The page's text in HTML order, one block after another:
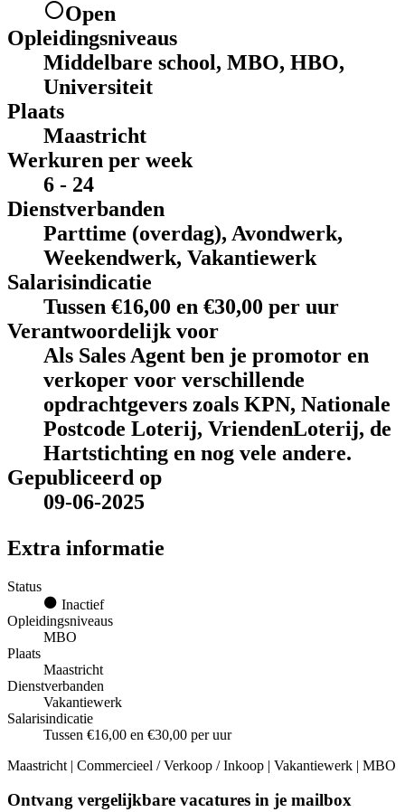
Open
Opleidingsniveaus
Middelbare school, MBO, HBO,
Universiteit
Plaats
Maastricht
Werkuren per week
6 - 24
Dienstverbanden
Parttime (overdag), Avondwerk,
Weekendwerk, Vakantiewerk
Salarisindicatie
Tussen €16,00 en €30,00 per uur
Verantwoordelijk voor
Als Sales Agent ben je promotor en
verkoper voor verschillende
opdrachtgevers zoals KPN, Nationale
Postcode Loterij, VriendenLoterij, de
Hartstichting en nog vele andere.
Gepubliceerd op
09-06-2025
Extra informatie
Status
Inactief
Opleidingsniveaus
MBO
Plaats
Maastricht
Dienstverbanden
Vakantiewerk
Salarisindicatie
Tussen €16,00 en €30,00 per uur
Maastricht | Commercieel / Verkoop / Inkoop | Vakantiewerk | MBO
Ontvang vergelijkbare vacatures in je mailbox